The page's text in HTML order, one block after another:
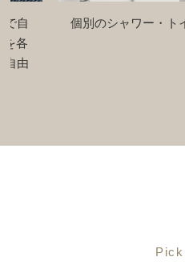
一年中快適にお過ご
Pick